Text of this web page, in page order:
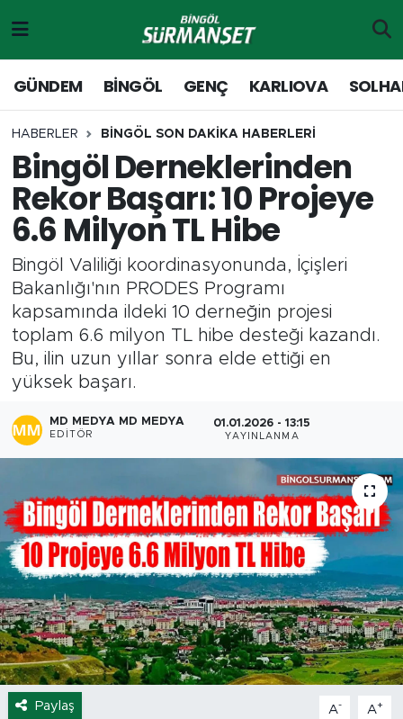
GÜNDEM BİNGÖL GENÇ KARLIOVA
HABERLER BİNGÖL SON DAKİKA HABERLERİ
Bingöl Derneklerinden
Rekor Başarı: 10 Projeye
6.6 Milyon TL Hibe
Bingöl Valiliği koordinasyonunda, İçişleri
Bakanlığı'nın PRODES Programı
kapsamında ildeki 10 derneğin projesi
toplam 6.6 milyon TL hibe desteği kazandı.
Bu, ilin uzun yıllar sonra elde ettiği en
yüksek başarı.
MD MEDYA MD MEDYA
EDITÖR
01.01.2026 - 13:15
YAYINLANMA
Paylaş A- A+
Genç
Solhan
Karlıova
Adaklı-Kiğı
Yayladere-Yedisu
MD Prestij Dergisi
Siyaset
Spor
Sağlık
Eğitim
Ekonomi
Hava Durumu
Tavz Der
Merkez Hava Durumu
Merkez Trafik Yoğunluk Haritası
Süper Lig Puan Durumu ve Fikstür
Tüm Manşetler
Son Dakika Haberleri
Haber Arşivi